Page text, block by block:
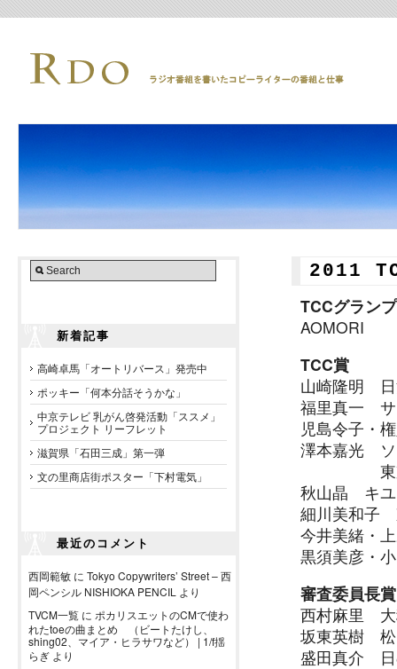
新着記事
高崎卓馬「オートリバース」発売中
ポッキー「何本分話そうかな」
中京テレビ 乳がん啓発活動「ススメ」
プロジェクト リーフレット
滋賀県「石田三成」第一弾
文の里商店街ポスター「下村電気」
最近のコメント
西岡範敏 に Tokyo Copywriters’ Street – 西
岡ペンシル NISHIOKA PENCIL より
TVCM一覧 に ポカリスエットのCMで使わ
れたtoeの曲まとめ （ビートたけし、
shing02、マイア・ヒラサワなど） | 1/f揺
らぎ より
2011
TCCグラン
AOMORI
TCC賞
山崎隆明 日
福里真一 サ
児島令子・
澤本嘉光 ソ
東京ガ
秋山晶 キユ
細川美和子
今井美緒・
黒須美彦・
審査委員長賞
西村麻里 大
坂東英樹
盛田真介 日